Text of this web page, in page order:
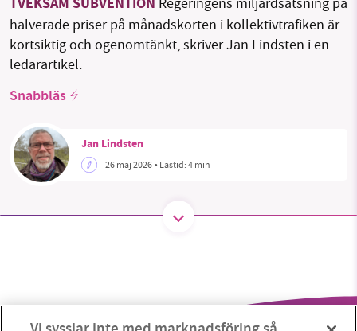
Facebook
TVEKSAM SUBVENTION Regeringens miljardsatsning på
halverade priser på månadskorten i kollektivtrafiken är
kortsiktig och ogenomtänkt, skriver Jan Lindsten i en
ledarartikel.
Snabbläs
Jan Lindsten
26 maj 2026• Lästid:4 min
starten 2010 har vår ideella redaktion drivit
vill hjälpa oss.